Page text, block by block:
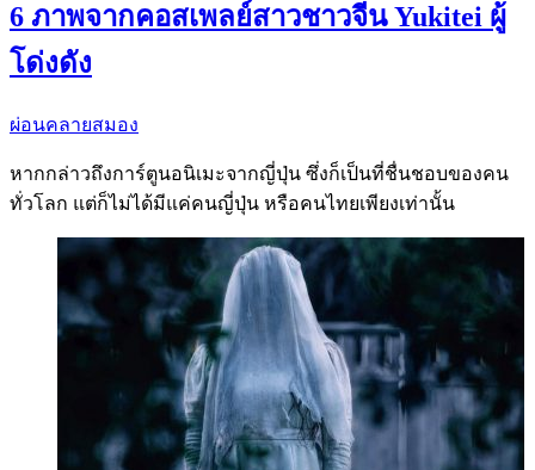
6 ภาพจากคอสเพลย์สาวชาวจีน Yukitei ผู้
โด่งดัง
ผ่อนคลายสมอง
หากกล่าวถึงการ์ตูนอนิเมะจากญี่ปุ่น ซึ่งก็เป็นที่ชื่นชอบของคน
ทั่วโลก แต่ก็ไม่ได้มีแค่คนญี่ปุ่น หรือคนไทยเพียงเท่านั้น